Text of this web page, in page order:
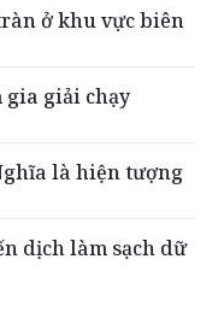
ở khu vực biên
gia giải chạy
là hiện tượng
dịch làm sạch dữ